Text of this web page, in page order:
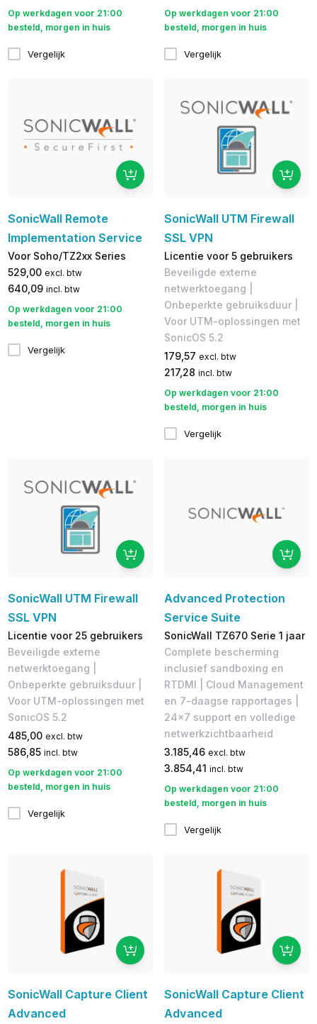
Op werkdagen voor 21:00
besteld, morgen in huis
Vergelijk
Op werkdagen voor 21:00
besteld, morgen in huis
Vergelijk
SonicWall Remote
Implementation Service
Voor Soho/TZ2xx Series
529,00 excl. btw
640,09 incl. btw
Op werkdagen voor 21:00
besteld, morgen in huis
Vergelijk
SonicWall UTM Firewall
SSL VPN
Licentie voor 5 gebruikers
Beveiligde externe
netwerktoegang |
Onbeperkte gebruiksduur |
Voor UTM-oplossingen met
SonicOS 5.2
179,57 excl. btw
217,28 incl. btw
Op werkdagen voor 21:00
besteld, morgen in huis
Vergelijk
SonicWall UTM Firewall
SSL VPN
Licentie voor 25 gebruikers
Beveiligde externe
netwerktoegang |
Onbeperkte gebruiksduur |
Voor UTM-oplossingen met
SonicOS 5.2
485,00 excl. btw
586,85 incl. btw
Op werkdagen voor 21:00
besteld, morgen in huis
Vergelijk
Advanced Protection
Service Suite
SonicWall TZ670 Serie 1 jaar
Complete bescherming
inclusief sandboxing en
RTDMI | Cloud Management
en 7-daagse rapportages |
24x7 support en volledige
netwerkzichtbaarheid
3.185,46 excl. btw
3.854,41 incl. btw
Op werkdagen voor 21:00
besteld, morgen in huis
Vergelijk
SonicWall Capture Client
Advanced
SonicWall Capture Client
Advanced